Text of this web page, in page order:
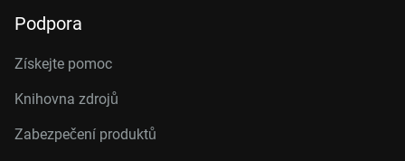
Podpora
Získejte pomoc
Knihovna zdrojů
Zabezpečení produktů